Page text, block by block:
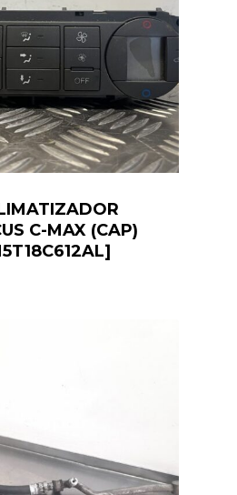
C-MAX (CAP)